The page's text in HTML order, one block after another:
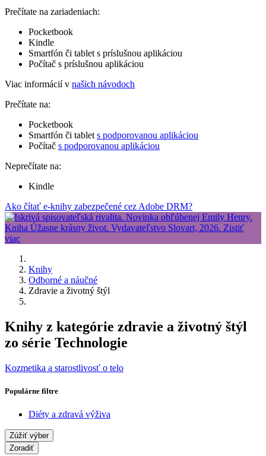
Prečítate na zariadeniach:
Pocketbook
Kindle
Smartfón či tablet s príslušnou aplikáciou
Počítač s príslušnou aplikáciou
Viac informácií v našich návodoch
Prečítate na:
Pocketbook
Smartfón či tablet s podporovanou aplikáciou
Počítač s podporovanou aplikáciou
Neprečítate na:
Kindle
Ako čítať e-knihy zabezpečené cez Adobe DRM?
Knihy
Odborné a náučné
Zdravie a životný štýl
Knihy z kategórie zdravie a životný štýl
zo série Technologie
Kozmetika a starostlivosť o telo
Populárne filtre
Diéty a zdravá výživa
Zúžiť výber
Zoradiť